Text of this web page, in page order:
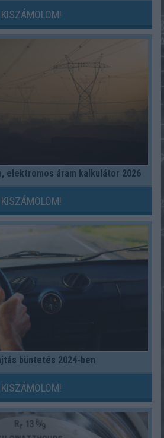
KISZÁMOLOM!
elektromos áram kalkulátor 2026
KISZÁMOLOM!
büntetés 2024-ben
KISZÁMOLOM!